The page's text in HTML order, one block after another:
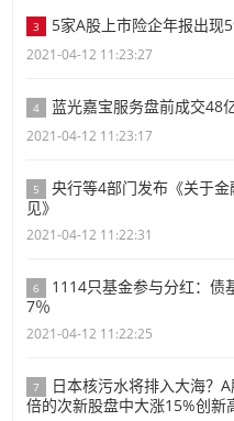
3 5家A股上市险企年报出现
2021-04-12 11:23:27
4 蓝光嘉宝服务盘前成交48
2021-04-12 11:23:17
5
央行等4部门发布《关于
见》
2021-04-12 11:22:31
6
1114只基金参与分红：债
7％
2021-04-12 11:22:25
7
日本核污水将排入大海？
倍的次新股盘中大涨15%创新